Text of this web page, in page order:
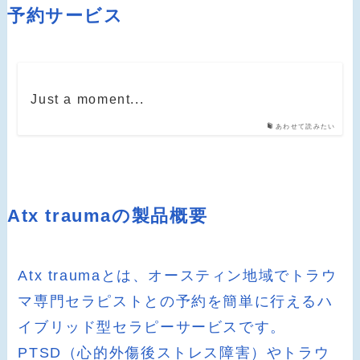
予約サービス
あわせて読みたい
Just a moment...
Atx traumaの製品概要
Atx traumaとは、オースティン地域でトラウ
マ専門セラピストとの予約を簡単に行えるハ
イブリッド型セラピーサービスです。
PTSD（心的外傷後ストレス障害）やトラウ